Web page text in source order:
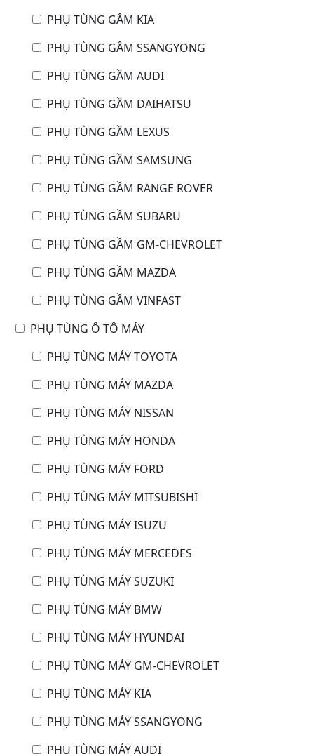
PHỤ TÙNG GẦM KIA
PHỤ TÙNG GẦM SSANGYONG
PHỤ TÙNG GẦM AUDI
PHỤ TÙNG GẦM DAIHATSU
PHỤ TÙNG GẦM LEXUS
PHỤ TÙNG GẦM SAMSUNG
PHỤ TÙNG GẦM RANGE ROVER
PHỤ TÙNG GẦM SUBARU
PHỤ TÙNG GẦM GM-CHEVROLET
PHỤ TÙNG GẦM MAZDA
PHỤ TÙNG GẦM VINFAST
PHỤ TÙNG Ô TÔ MÁY
PHỤ TÙNG MÁY TOYOTA
PHỤ TÙNG MÁY MAZDA
PHỤ TÙNG MÁY NISSAN
PHỤ TÙNG MÁY HONDA
PHỤ TÙNG MÁY FORD
PHỤ TÙNG MÁY MITSUBISHI
PHỤ TÙNG MÁY ISUZU
PHỤ TÙNG MÁY MERCEDES
PHỤ TÙNG MÁY SUZUKI
PHỤ TÙNG MÁY BMW
PHỤ TÙNG MÁY HYUNDAI
PHỤ TÙNG MÁY GM-CHEVROLET
PHỤ TÙNG MÁY KIA
PHỤ TÙNG MÁY SSANGYONG
PHỤ TÙNG MÁY AUDI